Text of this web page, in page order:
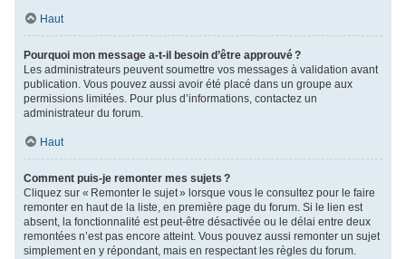
Haut
Pourquoi mon message a-t-il besoin d’être approuvé ?
Les administrateurs peuvent soumettre vos messages à validation avant
publication. Vous pouvez aussi avoir été placé dans un groupe aux
permissions limitées. Pour plus d’informations, contactez un
administrateur du forum.
Haut
Comment puis-je remonter mes sujets ?
Cliquez sur « Remonter le sujet » lorsque vous le consultez pour le faire
remonter en haut de la liste, en première page du forum. Si le lien est
absent, la fonctionnalité est peut-être désactivée ou le délai entre deux
remontées n’est pas encore atteint. Vous pouvez aussi remonter un sujet
simplement en y répondant, mais en respectant les règles du forum.